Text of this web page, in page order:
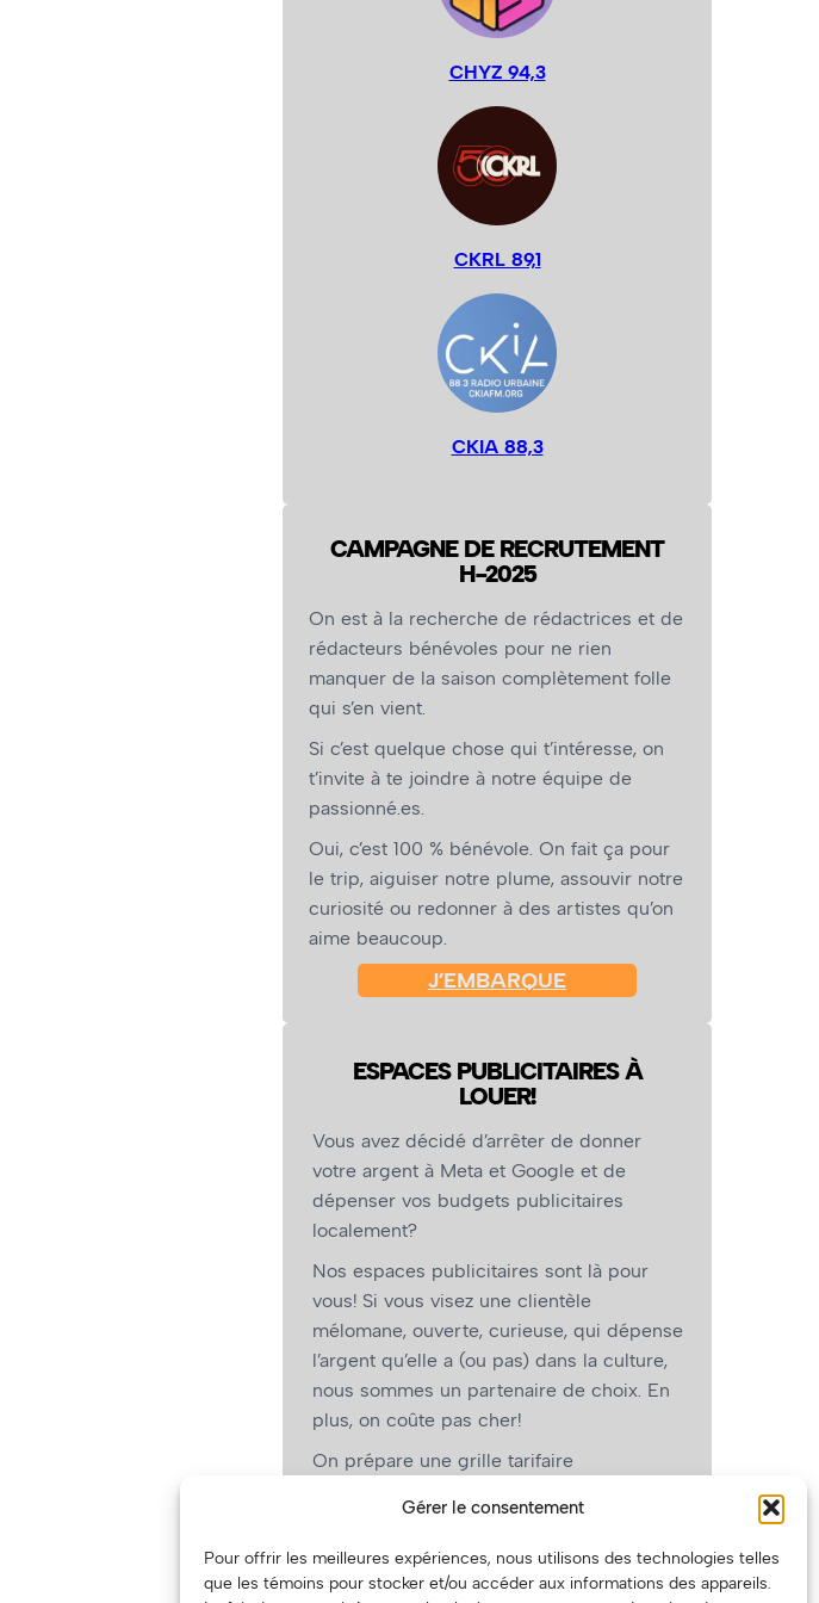
Gérer le consentement
Pour offrir les meilleures expériences, nous utilisons des technologies telles
que les témoins pour stocker et/ou accéder aux informations des appareils.
CHYZ 94,3
CKRL 89,1
CKIA 88,3
CAMPAGNE DE RECRUTEMENT
H-2025
On est à la recherche de rédactrices et de
rédacteurs bénévoles pour ne rien
manquer de la saison complètement folle
qui s’en vient.
Si c’est quelque chose qui t’intéresse, on
t’invite à te joindre à notre équipe de
passionné.es.
Oui, c’est 100 % bénévole. On fait ça pour
le trip, aiguiser notre plume, assouvir notre
curiosité ou redonner à des artistes qu’on
aime beaucoup.
J’EMBARQUE
ESPACES PUBLICITAIRES À
LOUER!
Vous avez décidé d’arrêter de donner
votre argent à Meta et Google et de
dépenser vos budgets publicitaires
localement?
Nos espaces publicitaires sont là pour
vous! Si vous visez une clientèle
mélomane, ouverte, curieuse, qui dépense
l’argent qu’elle a (ou pas) dans la culture,
nous sommes un partenaire de choix. En
plus, on coûte pas cher!
On prépare une grille tarifaire
vous, les artistes!)